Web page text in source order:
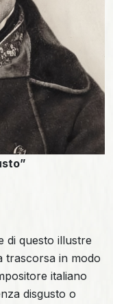
di questo illustre
trascorsa in modo
italiano
disgusto o